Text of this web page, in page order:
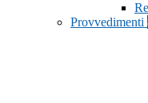
Provvedimenti